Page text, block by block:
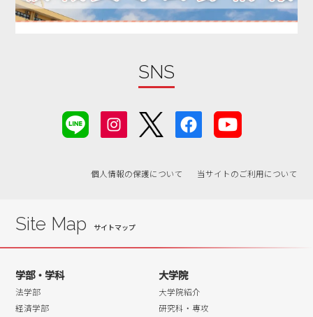
2019年08月
2019年03月
SNS
個人情報の保護について 当サイトのご利用について
Site Map
学部・学科
法学部
経済学部
大学院
大学院紹介
研究科・専攻